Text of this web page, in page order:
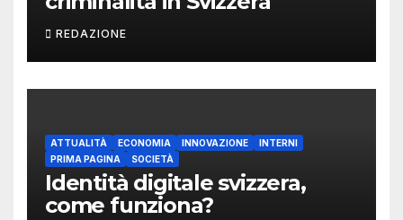
REDAZIONE
ATTUALITÀ ECONOMIA INNOVAZIONE
INTERNI
PRIMA PAGINA
SOCIETÀ
Identità digitale svizzera,
come funziona?